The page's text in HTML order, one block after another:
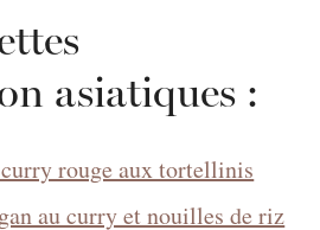
asiatiques :
rouge aux tortellinis
au curry et nouilles de riz